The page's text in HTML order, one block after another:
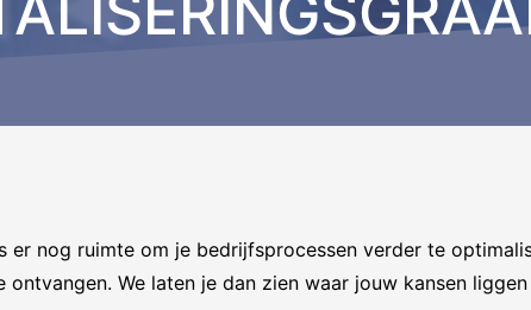
nog ruimte om je bedrijfsprocessen verder te
We laten je dan zien waar jouw kansen